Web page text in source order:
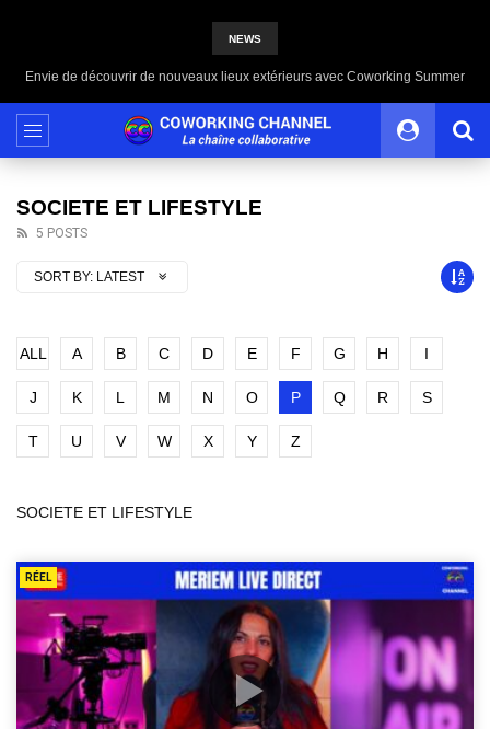
NEWS
Envie de découvrir de nouveaux lieux extérieurs avec Coworking Summer
SOCIETE ET LIFESTYLE
5 POSTS
SORT BY: LATEST
ALL A B C D E F G H I
J K L M N O P Q R S
T U V W X Y Z
SOCIETE ET LIFESTYLE
RÉEL